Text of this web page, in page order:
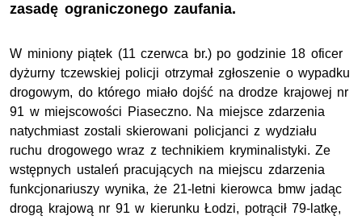
zasadę ograniczonego zaufania.
W miniony piątek (11 czerwca br.) po godzinie 18 oficer
dyżurny tczewskiej policji otrzymał zgłoszenie o wypadku
drogowym, do którego miało dojść na drodze krajowej nr
91 w miejscowości Piaseczno. Na miejsce zdarzenia
natychmiast zostali skierowani policjanci z wydziału
ruchu drogowego wraz z technikiem kryminalistyki. Ze
wstępnych ustaleń pracujących na miejscu zdarzenia
funkcjonariuszy wynika, że 21-letni kierowca bmw jadąc
drogą krajową nr 91 w kierunku Łodzi, potrącił 79-latkę,